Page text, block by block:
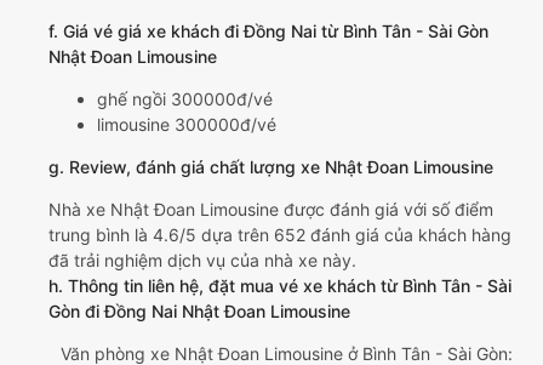
f. Giá vé giá xe khách đi Đồng Nai từ Bình Tân - Sài Gòn
Nhật Đoan Limousine
ghế ngồi 300000đ/vé
limousine 300000đ/vé
g. Review, đánh giá chất lượng xe Nhật Đoan Limousine
Nhà xe Nhật Đoan Limousine được đánh giá với số điểm
trung bình là 4.6/5 dựa trên 652 đánh giá của khách hàng
đã trải nghiệm dịch vụ của nhà xe này.
h. Thông tin liên hệ, đặt mua vé xe khách từ Bình Tân - Sài
Gòn đi Đồng Nai Nhật Đoan Limousine
Văn phòng xe Nhật Đoan Limousine ở Bình Tân - Sài Gòn: